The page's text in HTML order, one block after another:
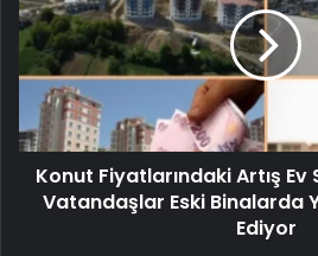
Konut Fiyatlarındaki Artış
Vatandaşlar Eski Binalarda
Ediyor